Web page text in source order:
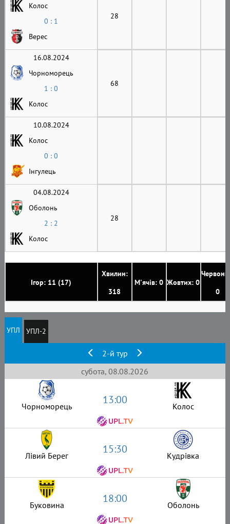
Ігор: 11 (17)
Хвилин:
318
М'ячів: 0 Жовтих: 0
0
Колос
0 : 1
Верес
28
16.08.2024
Чорноморець
1 : 0
Колос
68
10.08.2024
Колос
0 : 0
Інгулець
04.08.2024
Оболонь
2 : 2
Колос
28
УПЛ УПЛ-2
2-й тур
субота, 08.08.2026
Чорноморець 13:00 Колос
Лівий Берег 15:30 Кудрівка
Буковина 18:00 Оболонь